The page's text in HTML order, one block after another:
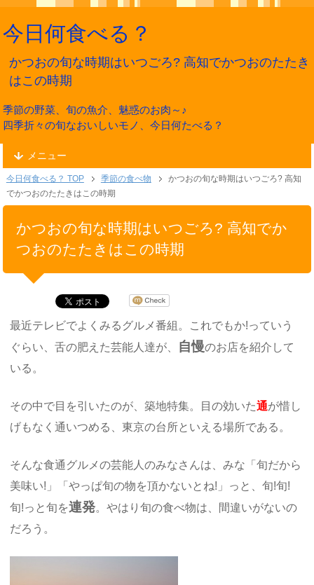
今日何食べる？
かつおの旬な時期はいつごろ? 高知でかつおのたたき
はこの時期
季節の野菜、旬の魚介、魅惑のお肉～♪
四季折々の旬なおいしいモノ、今日何たべる？
メニュー
今日何食べる？ TOP 季節の食べ物
かつおの旬な時期はいつごろ? 高知
でかつおのたたきはこの時期
かつおの旬な時期はいつごろ? 高知でか
つおのたたきはこの時期
最近テレビでよくみるグルメ番組。これでもか!っていう
ぐらい、舌の肥えた芸能人達が、 自慢のお店を紹介して
いる。
その中で目を引いたのが、築地特集。目の効いた通が惜し
げもなく通いつめる、東京の台所といえる場所である。
そんな食通グルメの芸能人のみなさんは、みな「旬だから
美味い!」「やっぱ旬の物を頂かないとね!」っと、旬!旬!
旬!っと旬を連発。やはり旬の食べ物は、間違いがないの
だろう。